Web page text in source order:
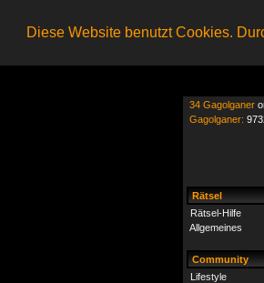
Diese Website benutzt Cookies.
34 Gagolganer
Gagolganer:
Rätsel
Rätsel-Hilfe
Allgemeines
Community
Lifestyle